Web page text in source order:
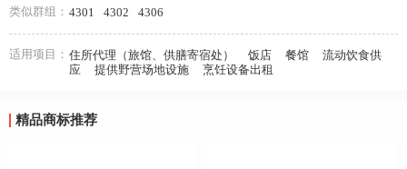
类似群组： 4301 4302 4306
适用项目： 住所代理（旅馆、供膳寄宿处） 饭店 餐馆
流动饮食供
应
提供野营场地设施 烹饪设备出租
精品商标推荐